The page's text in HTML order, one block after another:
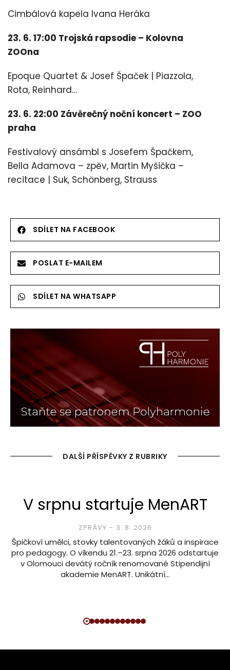
Cimbálová kapela Ivana Heráka
23. 6. 17:00 Trojská rapsodie – Kolovna
ZOOna
Epoque Quartet & Josef Špaček | Piazzola,
Rota, Reinhard…
23. 6. 22:00 Závěrečný noční koncert – ZOO
praha
Festivalový ansámbl s Josefem Špačkem,
Bella Adamova – zpěv, Martin Myšička –
recitace | Suk, Schönberg, Strauss
SDÍLET NA FACEBOOK
POSLAT E-MAILEM
SDÍLET NA WHATSAPP
DALŠÍ PŘÍSPĚVKY Z RUBRIKY
V srpnu startuje MenART
ZPRÁVY 3. 8. 2026
Špičkoví umělci, stovky talentovaných žáků a inspirace
pro pedagogy. O víkendu 21.–23. srpna 2026 odstartuje
v Olomouci devátý ročník renomované Stipendijní
akademie MenART. Unikátní…